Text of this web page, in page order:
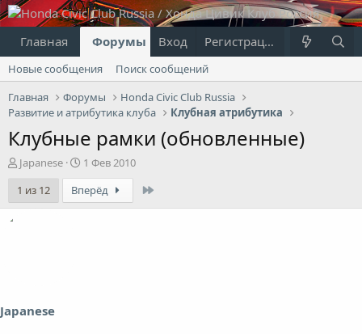
Главная Форумы Что нового?
Вход Регистрация
Новые сообщения
Поиск сообщений
Главная
Форумы
Honda Civic Club Russia
Развитие и атрибутика клуба
Клубная атрибутика
Клубные рамки (обновленные)
А
т
о
Japanese
Д
а
т
а
1 Фев 2010
1 из 12
Вперёд
Japanese